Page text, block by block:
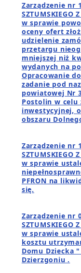
Zarządzenie nr
SZTUMSKIEGO
w sprawie
oceny ofert
udzielenie
przetargu
mniejszej niż
wydanych na
Opracowanie
zadanie pod
powiatowej Nr
Postolin w celu
inwestycyjnej,
obszaru
Zarządzenie nr
SZTUMSKIEGO
w sprawie
PFRON na
się.
Zarządzenie nr
SZTUMSKIEGO
w sprawie
kosztu
Domu Dziecka
Dzierzgoniu .